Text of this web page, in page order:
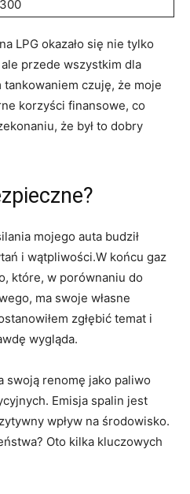
300
LPG okazało się nie‍ tylko
przede wszystkim dla
czuję, że moje
korzyści finansowe, ⁣co
że był to dobry
mojego auta budził
i wątpliwości.W końcu gaz
które, w porównaniu do
ma swoje własne
⁣zgłębić temat i
wygląda.
swoją renomę jako paliwo
Emisja spalin jest⁢
wpływ na środowisko.
Oto kilka kluczowych